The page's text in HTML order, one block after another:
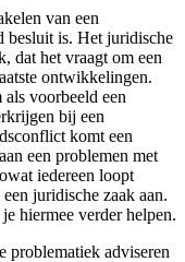
van een
besluit is. Het juridische
dat het vraagt om een
ontwikkelingen.
voorbeeld een
bij een
komt een
een problemen met
iedereen loopt
juridische zaak aan.
hiermee verder helpen.
problematiek adviseren